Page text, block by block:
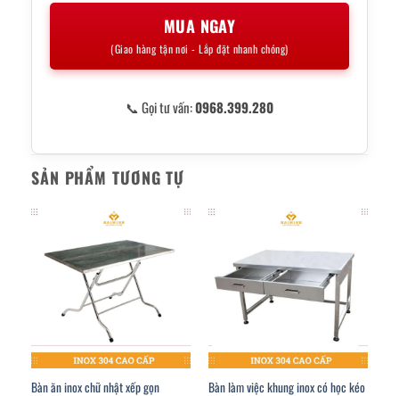
MUA NGAY
(Giao hàng tận nơi - Lắp đặt nhanh chóng)
📞 Gọi tư vấn:0968.399.280
SẢN PHẨM TƯƠNG TỰ
Bàn ăn inox chữ nhật xếp gọn
Bàn làm việc khung inox có học kéo